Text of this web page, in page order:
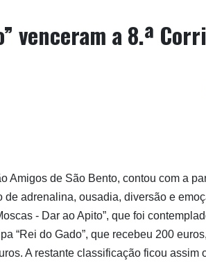
venceram a 8.ª
Amigos de São Bento, contou com a
adrenalina, ousadia, diversão e
- Dar ao Apito”, que foi
“Rei do Gado”, que recebeu 200
A restante classificação ficou assim